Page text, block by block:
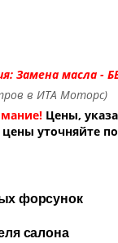
Замена масла -
в ИТА Моторс)
Цены,
уточняйте
форсунок
салона